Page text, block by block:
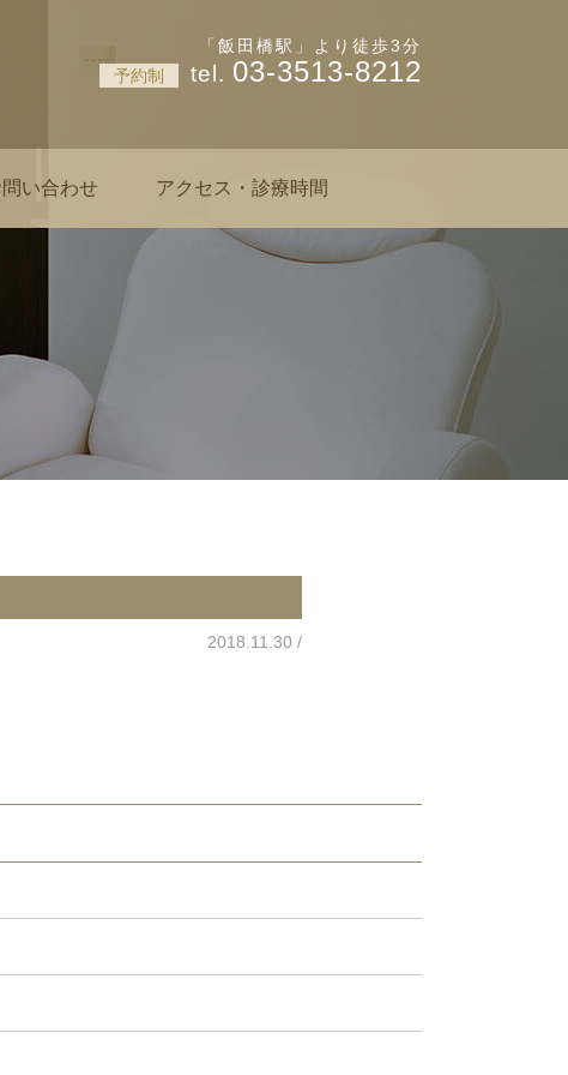
神楽坂 肌と爪のクリニック「飯田橋駅」より徒歩3分
予約制
03-3513-8212
い合わせ アクセス・診療時間
2018.11.30